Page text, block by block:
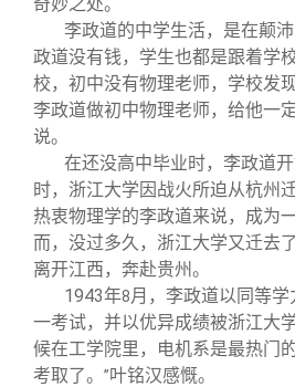
李政道的中学生活，是在颠
政道没有钱，学生也都是跟着学
校，初中没有物理老师，学校发
李政道做初中物理老师，给他一
说。
在还没高中毕业时，李政道
时，浙江大学因战火所迫从杭州
热衷物理学的李政道来说，成为
而，没过多久，浙江大学又迁去
离开江西，奔赴贵州。
1943年8月，李政道以同等
一考试，并以优异成绩被浙江大
候在工学院里，电机系是最热门
考取了。 ”叶铭汉感慨。